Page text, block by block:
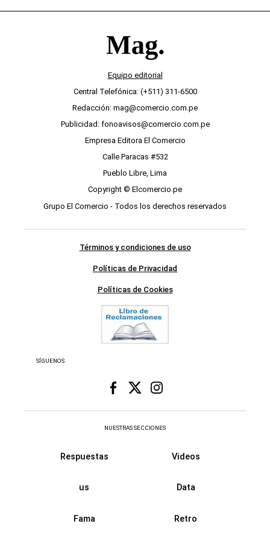
Equipo editorial
Central Telefónica: (+511) 311-6500
Redacción: mag@comercio.com.pe
Publicidad: fonoavisos@comercio.com.pe
Empresa Editora El Comercio
Calle Paracas #532
Pueblo Libre, Lima
Copyright © Elcomercio.pe
Grupo El Comercio - Todos los derechos reservados
Términos y condiciones de uso
Políticas de Privacidad
Políticas de Cookies
SÍGUENOS
NUESTRAS SECCIONES
Respuestas Videos
us Data
Fama Retro